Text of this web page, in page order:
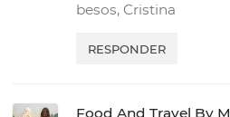
besos, Cristina
RESPONDER
Food And Travel By